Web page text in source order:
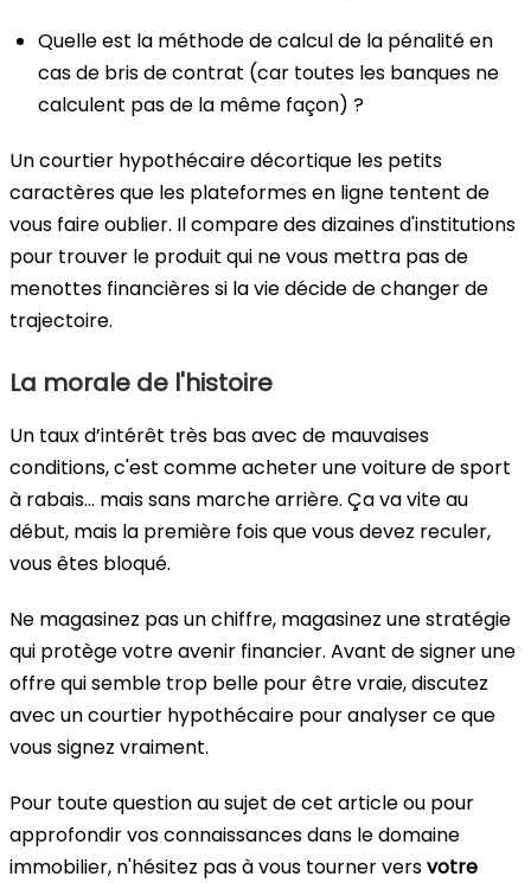
Quelle est la méthode de calcul de la pénalité en
cas de bris de contrat (car toutes les banques ne
calculent pas de la même façon) ?
Un courtier hypothécaire décortique les petits
caractères que les plateformes en ligne tentent de
vous faire oublier. Il compare des dizaines d'institutions
pour trouver le produit qui ne vous mettra pas de
menottes financières si la vie décide de changer de
trajectoire.
La morale de l'histoire
Un taux d’intérêt très bas avec de mauvaises
conditions, c'est comme acheter une voiture de sport
à rabais... mais sans marche arrière. Ça va vite au
début, mais la première fois que vous devez reculer,
vous êtes bloqué.
Ne magasinez pas un chiffre, magasinez une stratégie
qui protège votre avenir financier. Avant de signer une
offre qui semble trop belle pour être vraie, discutez
avec un courtier hypothécaire pour analyser ce que
vous signez vraiment.
Pour toute question au sujet de cet article ou pour
approfondir vos connaissances dans le domaine
immobilier, n'hésitez pas à vous tourner versvotre